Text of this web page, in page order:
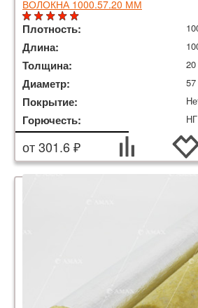
ВОЛОКНА 1000.57.20 ММ
Плотность:
Длина:
Толщина:
Диаметр:
Покрытие:
Горючесть: НГ
от 301.6 ₽